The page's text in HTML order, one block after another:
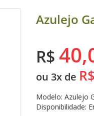
Azulejo
R$
ou 3x de
Modelo: Azulejo
Disponibilidade: